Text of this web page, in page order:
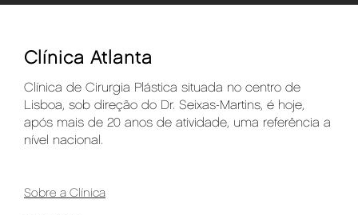
Clínica Atlanta
Clínica de Cirurgia Plástica situada no centro de
Lisboa, sob direção do Dr. Seixas-Martins, é hoje,
após mais de 20 anos de atividade, uma referência a
nível nacional.
Sobre a Clínica